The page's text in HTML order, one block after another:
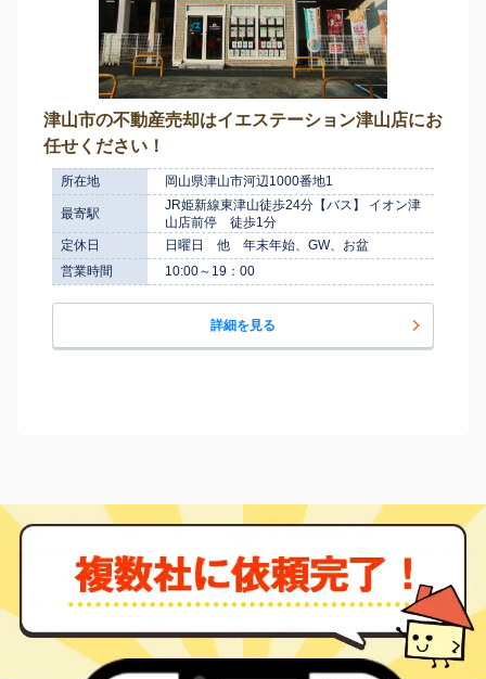
津山市の不動産売却はイエステーション津山店にお
任せください！
所在地 岡山県津山市河辺1000番地1
最寄駅
JR姫新線東津山徒歩24分【バス】 イオン津
山店前停 徒歩1分
定休日
日曜日 他 年末年始、GW、お盆
営業時間
10:00～19：00
詳細を見る